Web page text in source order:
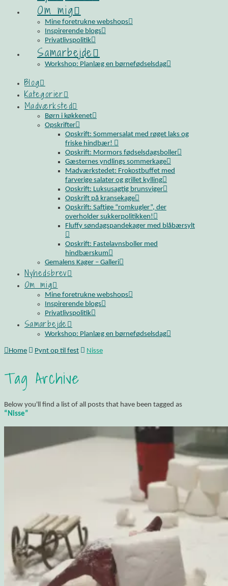
Om mig
Mine foretrukne webshops
Inspirerende blogs
Privatlivspolitik
Samarbejde
Workshop: Planlæg en børnefødselsdag
Blog
Kategorier
Madværksted
Børn i køkkenet
Opskrifter
Opskrift: Sommersalat med røget laks og
friske hindbær!
Opskrift: Mormors fødselsdagsboller
Gæsternes yndlings sommerkage
Madværkstedet: Frokostbuffet med
farverige salater og grillet kylling
Opskrift: Luksusagtig brunsviger
Opskrift på kransekage
Opskrift: Saftige “romkugler”, der
overholder sukkerpolitikken!
Fluffy søndagspandekager med blåbærsylt
Opskrift: Fastelavnsboller med
hindbærskum
Gemalens Kager – Galleri
Nyhedsbrev
Om mig
Mine foretrukne webshops
Inspirerende blogs
Privatlivspolitik
Samarbejde
Workshop: Planlæg en børnefødselsdag
Home Pynt op til fest Nisse
Tag Archive
Below you'll find a list of all posts that have been tagged as
“Nisse”